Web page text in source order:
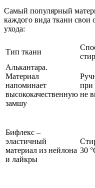
Самый популярный
каждого вида ткани свои
ухода:
Тип ткани
Алькантара.
Материал
напоминает
высококачественную
замшу
при
не
Бифлекс –
эластичный
материал из нейлона
и лайкры
30